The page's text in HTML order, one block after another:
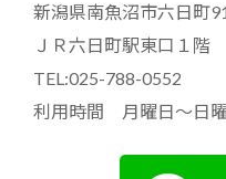
新潟県南魚沼市六日町
ＪＲ六日町駅東口１階
TEL:025-788-0552
利用時間 月曜日～日